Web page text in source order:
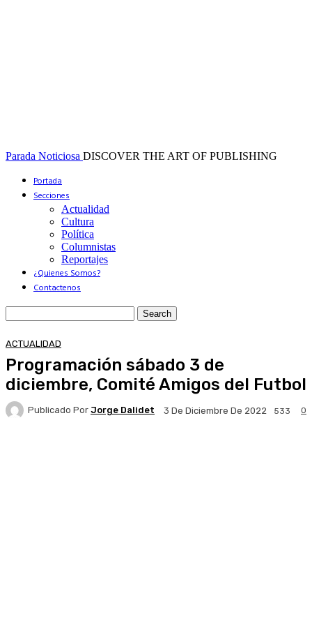
Parada Noticiosa DISCOVER THE ART OF PUBLISHING
Portada
Secciones
Actualidad
Cultura
Política
Columnistas
Reportajes
¿Quienes Somos?
Contactenos
ACTUALIDAD
Programación sábado 3 de
diciembre, Comité Amigos del Futbol
Publicado Por Jorge Dalidet 3 De Diciembre De 2022 0
533